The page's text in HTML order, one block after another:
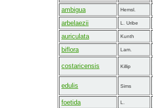
ambigua Hemsl.
arbelaezii
L. Uribe
auriculata
Kunth
biflora
Lam.
costaricensis Killip
edulis Sims
foetida L.